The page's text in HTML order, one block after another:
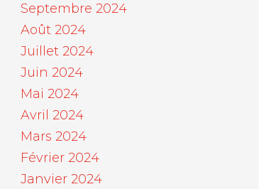
Septembre 2024
Août 2024
Juillet 2024
Juin 2024
Mai 2024
Avril 2024
Mars 2024
Février 2024
Janvier 2024